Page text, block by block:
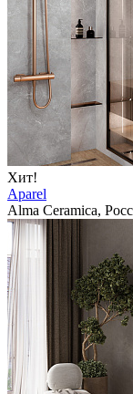
Хит!
Aparel
Alma Ceramica,